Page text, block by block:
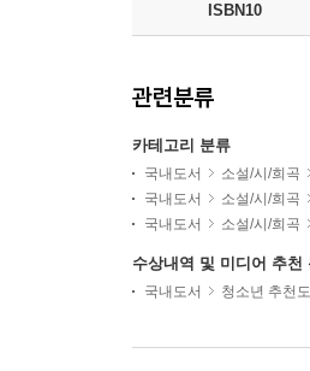
ISBN10
관련분류
카테고리 분류
국내도서 소설/시/희곡
국내도서
소설/시/희곡
국내도서
소설/시/희곡
수상내역 및 미디어 추천
국내도서 청소년 추천